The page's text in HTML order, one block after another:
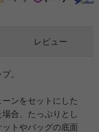
。
ンをセットにした
合、たっぷりとし
トやバッグの底面
レビュー